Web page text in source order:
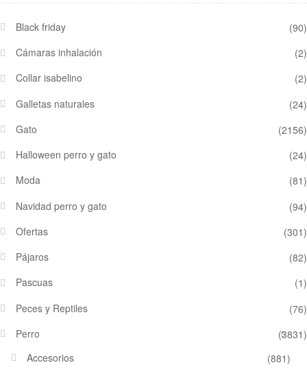
Black friday
(90)
Cámaras inhalación
(2)
Collar isabelino
(2)
Galletas naturales
(24)
Gato
(2156)
Halloween perro y gato
(24)
Moda
(81)
Navidad perro y gato
(94)
Ofertas
(301)
Pájaros
(82)
Pascuas
(1)
Peces y Reptiles
(76)
Perro
(3831)
Accesorios
(881)